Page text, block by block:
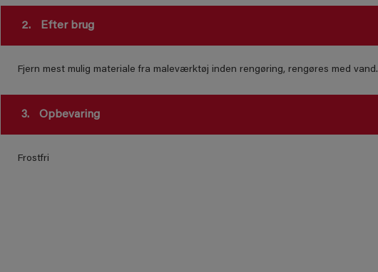
2. Efter brug
Fjern mest mulig materiale fra maleværktøj inden rengøring, rengøres med vand.
3. Opbevaring
Frostfri